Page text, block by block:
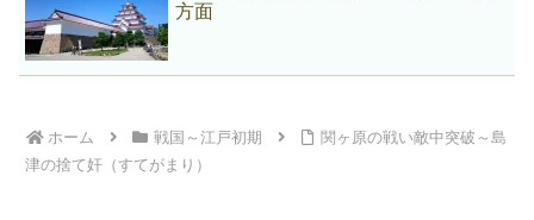
方面
ホーム 戦国～江戸初期
関ヶ原の戦い敵中突破～島
津の捨て奸（すてがまり）